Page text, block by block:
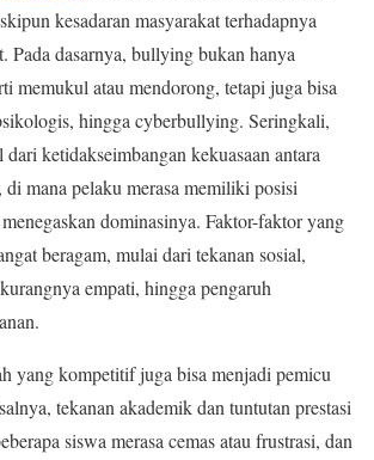
kesadaran masyarakat terhadapnya
Pada dasarnya, bullying bukan hanya
memukul atau mendorong, tetapi juga bisa
hingga cyberbullying. Seringkali,
ketidakseimbangan kekuasaan antara
mana pelaku merasa memiliki posisi
dominasinya. Faktor-faktor yang
beragam, mulai dari tekanan sosial,
empati, hingga pengaruh
yang kompetitif juga bisa menjadi pemicu
tekanan akademik dan tuntutan prestasi
siswa merasa cemas atau frustrasi, dan